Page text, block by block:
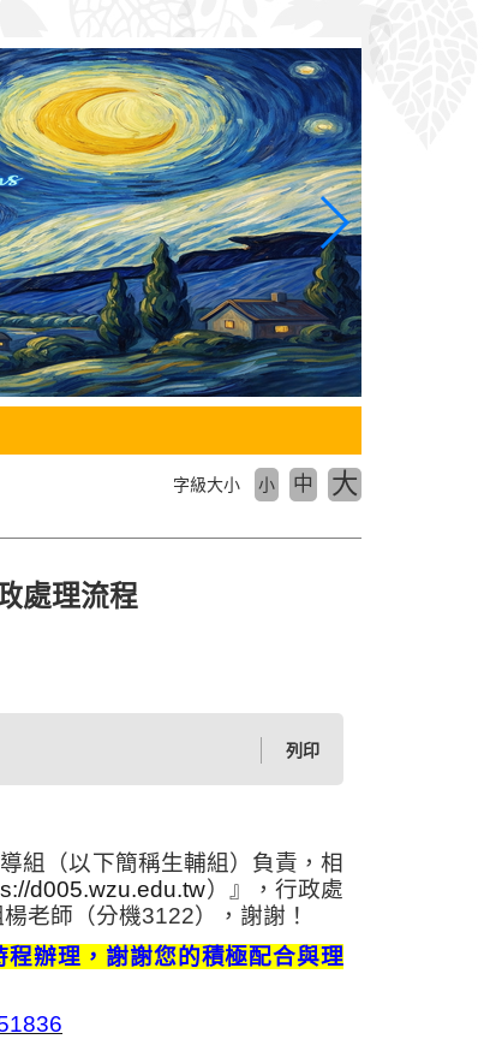
字級大小 小 中 大
處理流程
列印
組（以下簡稱生輔組）負責，相
d005.wzu.edu.tw）
』，行政處
老師（分機3122），謝謝！
辦理，謝謝您的積極配合與理